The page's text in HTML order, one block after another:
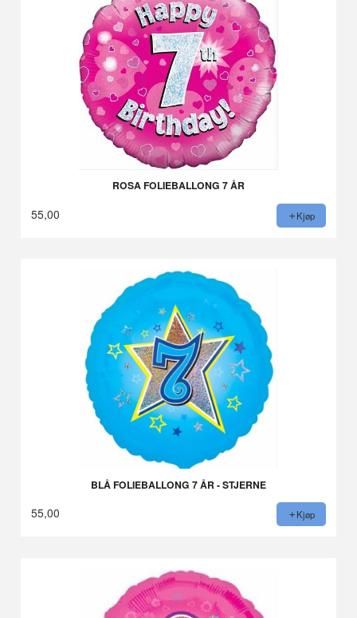
ROSA FOLIEBALLONG 7 ÅR
55,00 Kjøp
BLÅ FOLIEBALLONG 7 ÅR - STJERNE
55,00 Kjøp